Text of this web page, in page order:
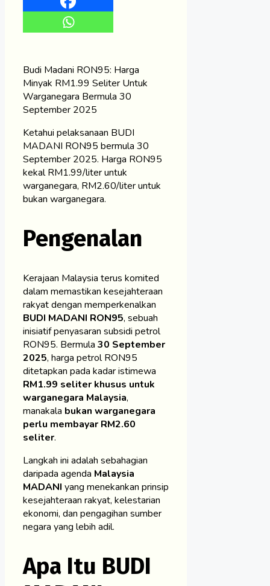
Budi Madani RON95: Harga
Minyak RM1.99 Seliter Untuk
Warganegara Bermula 30
September 2025
Ketahui pelaksanaan BUDI
MADANI RON95 bermula 30
September 2025. Harga RON95
kekal RM1.99/liter untuk
warganegara, RM2.60/liter untuk
bukan warganegara.
Pengenalan
Kerajaan Malaysia terus komited
dalam memastikan kesejahteraan
rakyat dengan memperkenalkan
BUDI MADANI RON95, sebuah
inisiatif penyasaran subsidi petrol
RON95. Bermula 30 September
2025, harga petrol RON95
ditetapkan pada kadar istimewa
RM1.99 seliter khusus untuk
warganegara Malaysia,
manakala bukan warganegara
perlu membayar RM2.60
seliter.
Langkah ini adalah sebahagian
daripada agenda Malaysia
MADANI yang menekankan prinsip
kesejahteraan rakyat, kelestarian
ekonomi, dan pengagihan sumber
negara yang lebih adil.
Apa Itu BUDI